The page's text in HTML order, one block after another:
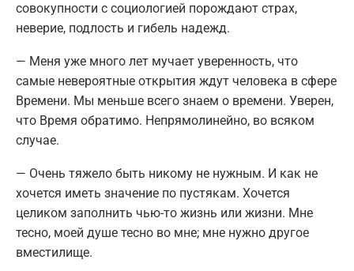
совокупности с социологией порождают страх,
неверие, подлость и гибель надежд.
— Меня уже много лет мучает уверенность, что
самые невероятные открытия ждут человека в сфере
Времени. Мы меньше всего знаем о времени. Уверен,
что Время обратимо. Непрямолинейно, во всяком
случае.
— Очень тяжело быть никому не нужным. И как не
хочется иметь значение по пустякам. Хочется
целиком заполнить чью-то жизнь или жизни. Мне
тесно, моей душе тесно во мне; мне нужно другое
вместилище.